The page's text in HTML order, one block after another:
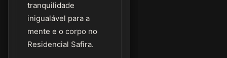
tranquilidade
inigualável para a
mente e o corpo no
Residencial Safira.